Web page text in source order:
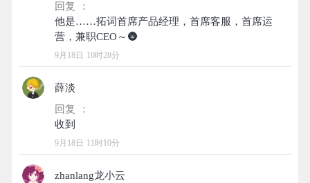
回复 ：
他是……拓词首席产品经理，首席客服，首席运
9月18日 10时28分
薛淡
回复 ：
9月18日 11时10分
zhanlang龙小云